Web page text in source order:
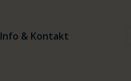
Info & Kontakt